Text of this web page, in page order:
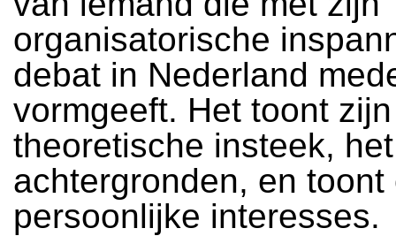
organisatorische
debat in Nederland
vormgeeft. Het toont zijn
theoretische insteek,
achtergronden, en toont
persoonlijke interesses.